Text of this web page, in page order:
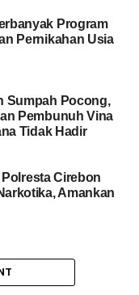
Program
Pernikahan Usia
Sumpah Pocong,
Pembunuh Vina
Tidak Hadir
Cirebon
Amankan